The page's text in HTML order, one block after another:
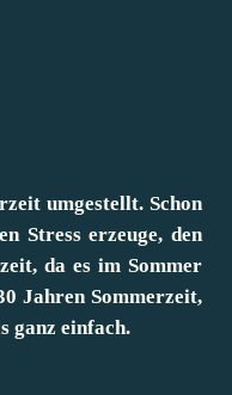
umgestellt. Schon
Stress erzeuge, den
da es im Sommer
Jahren Sommerzeit,
ganz einfach.